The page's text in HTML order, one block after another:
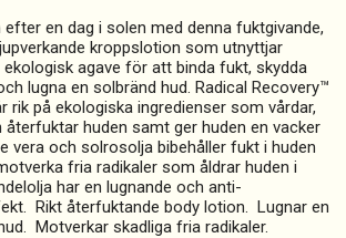
efter en dag i solen med denna fuktgivande,
kroppslotion som utnyttjar
agave för att binda fukt, skydda
lugna en solbränd hud. Radical Recovery™
rik på ekologiska ingredienser som vårdar,
återfuktar huden samt ger huden en vacker
vera och solrosolja bibehåller fukt i huden
fria radikaler som åldrar huden i
har en lugnande och anti-
Rikt återfuktande body lotion. Lugnar en
Motverkar skadliga fria radikaler.